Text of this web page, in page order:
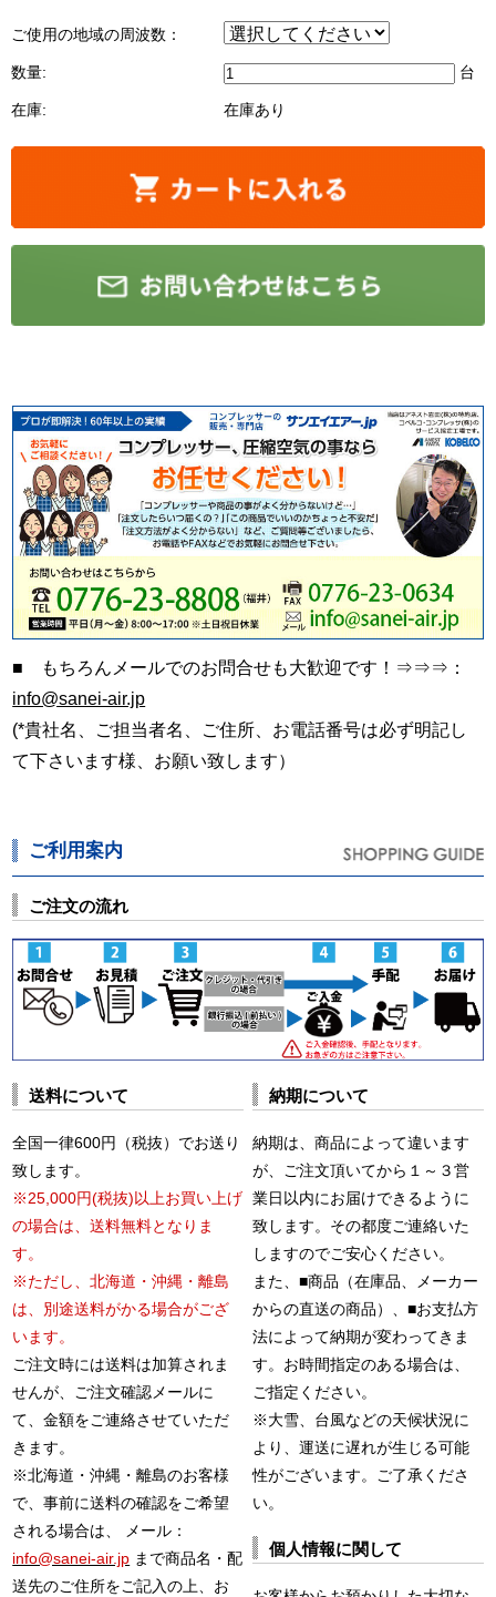
ご使用の地域の周波数：
数量: 台
在庫: 在庫あり
■ もちろんメールでのお問合せも大歓迎です！⇒⇒⇒：
info@sanei-air.jp
(*貴社名、ご担当者名、ご住所、お電話番号は必ず明記し
て下さいます様、お願い致します）
ご利用案内
ご注文の流れ
送料について
全国一律600円（税抜）でお送り
致します。
※25,000円(税抜)以上お買い上げ
の場合は、送料無料となりま
す。
※ただし、北海道・沖縄・離島
は、別途送料がかる場合がござ
います。
ご注文時には送料は加算されま
せんが、ご注文確認メールに
て、金額をご連絡させていただ
きます。
※北海道・沖縄・離島のお客様
で、事前に送料の確認をご希望
される場合は、 メール：
info@sanei-air.jp まで商品名・配
送先のご住所をご記入の上、お
納期について
納期は、商品によって違います
が、ご注文頂いてから１～３営
業日以内にお届けできるように
致します。その都度ご連絡いた
しますのでご安心ください。
また、■商品（在庫品、メーカー
からの直送の商品）、■お支払方
法によって納期が変わってきま
す。お時間指定のある場合は、
ご指定ください。
※大雪、台風などの天候状況に
より、運送に遅れが生じる可能
性がございます。ご了承くださ
い。
個人情報に関して